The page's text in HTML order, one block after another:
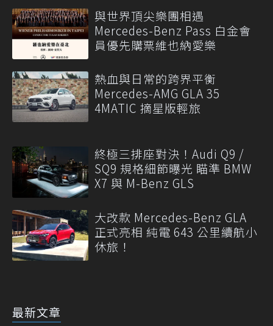
與世界頂尖樂團相遇
Mercedes-Benz Pass 白金會
員優先購票維也納愛樂
熱血與日常的跨界平衡
Mercedes-AMG GLA 35
4MATIC 摘星版輕旅
終極三排座對決！Audi Q9 /
SQ9 規格細節曝光 瞄準 BMW
X7 與 M-Benz GLS
大改款 Mercedes-Benz GLA
正式亮相 純電 643 公里續航小
休旅！
最新文章